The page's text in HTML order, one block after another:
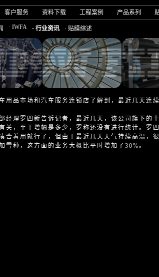
客户服务 资料下载 工程案例 产品系列
· IWFA · 行业资讯 · 贴膜综述
用品市场和汽车服务连锁店了解到，最近几天连
理罗四新告诉记者，最近几天，该公司旗下的
关，至于增幅是多少，罗称还没有进行统计。罗
合着用就行了，但由于最近几天天气持续高温，
雪种，这方面的业务大概比平时增加了30%。